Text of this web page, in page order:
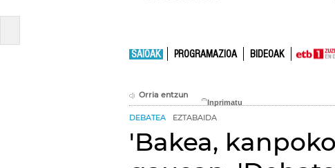
SAIOAK PROGRAMAZIOA BIDEOAK
Orria entzun
DEBATEA EZTABAIDA
'Bakea,